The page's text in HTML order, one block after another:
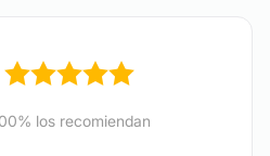
los recomiendan